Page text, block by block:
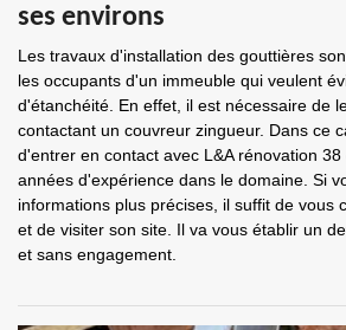
ses environs
Les travaux d'installation des gouttières
les occupants d'un immeuble qui veulent
d'étanchéité. En effet, il est nécessaire de
contactant un couvreur zingueur. Dans ce
d'entrer en contact avec L&A rénovation
années d'expérience dans le domaine. Si
informations plus précises, il suffit de vous
et de visiter son site. Il va vous établir un
et sans engagement.